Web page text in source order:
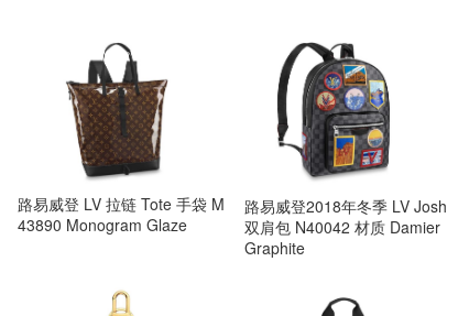
路易威登 LV 拉链 Tote 手袋 M
43890 Monogram Glaze
路易威登2018年冬季 LV Josh
双肩包 N40042 材质 Damier
Graphite